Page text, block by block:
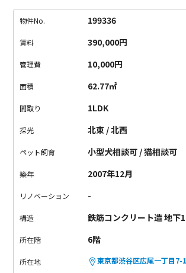
ンチのような使い方でもよし、植物など飾って
れている大きなカウンターキッチン。
ても、うっとりしてしまいます。
部屋から見えるわけではないのでそんなに気
問題なさそう。
恵比寿で恵比寿らしいスタイ
物件No. 199336
賃料 390,000円
管理費 10,000円
面積 62.77㎡
間取り 1LDK
採光 北東 / 北西
ペット飼育 小型犬相談可 / 猫相談可
築年 2007年12月
リノベーション -
構造 鉄筋コンクリート造 地下
所在階 6階
所在地 東京都渋谷区広尾一丁目7-1